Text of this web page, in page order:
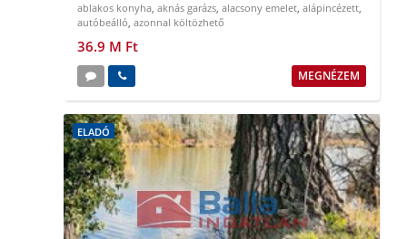
ablakos konyha, aknás garázs, alacsony emelet, alápincézett,
autóbeálló, azonnal költözhető
36.9 M Ft
MEGNÉZEM
ELADÓ